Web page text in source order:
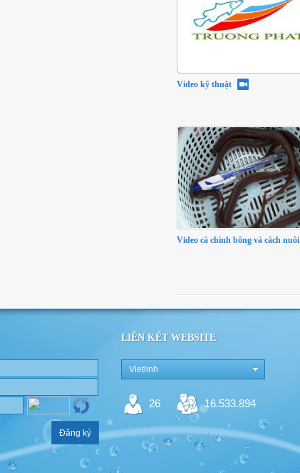
Video kỹ thuật
Video cá chình bông và cách nuôi
Đăng ký
LIÊN KẾT WEBSITE
Vietlinh
26 16.533.894